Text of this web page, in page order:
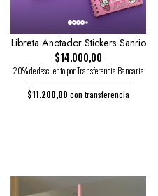
Libreta Anotador Stickers Sanrio
$14.000,00
20% de descuento por Transferencia Bancaria
$11.200,00 con transferencia